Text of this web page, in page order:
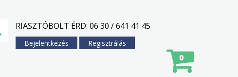
RIASZTÓBOLT ÉRD: 06 30 / 641 41 45
Bejelentkezés Regisztrálás
0